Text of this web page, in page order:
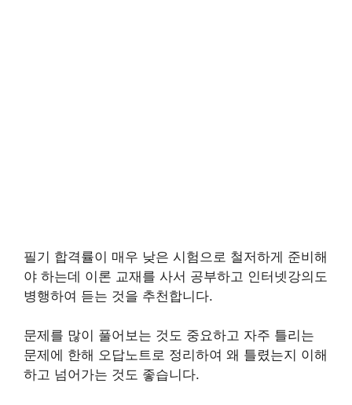
필기 합격률이 매우 낮은 시험으로 철저하게 준비해
야 하는데 이론 교재를 사서 공부하고 인터넷강의도
병행하여 듣는 것을 추천합니다.
문제를 많이 풀어보는 것도 중요하고 자주 틀리는
문제에 한해 오답노트로 정리하여 왜 틀렸는지 이해
하고 넘어가는 것도 좋습니다.